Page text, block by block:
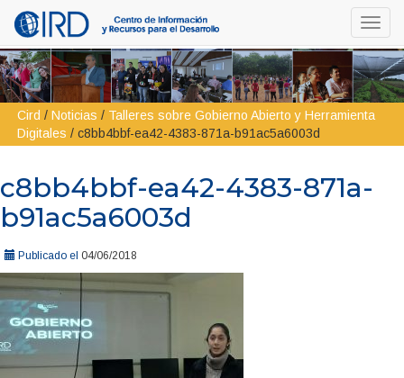
Cird / Noticias / Talleres sobre Gobierno Abierto y Herramienta
Digitales / c8bb4bbf-ea42-4383-871a-b91ac5a6003d
c8bb4bbf-ea42-4383-871a-
b91ac5a6003d
Publicado el 04/06/2018